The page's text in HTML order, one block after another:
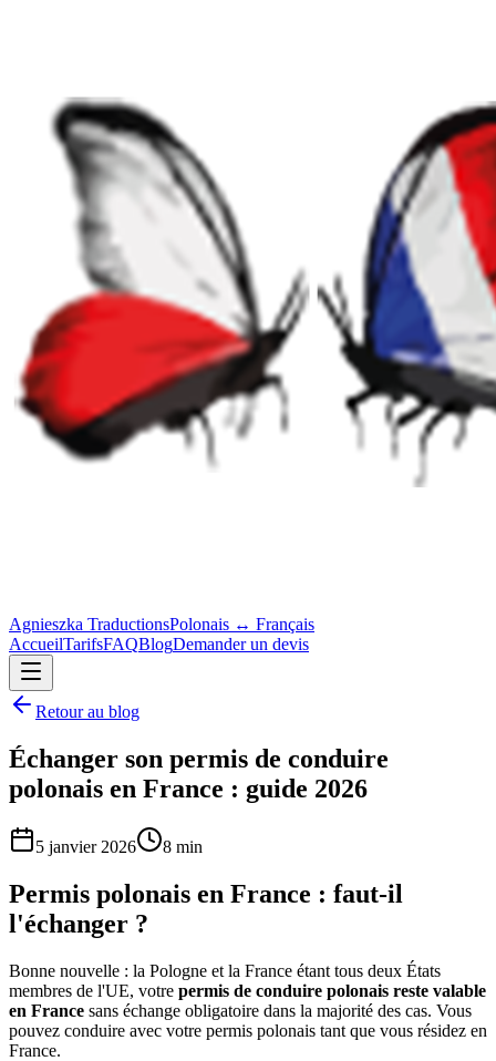
Agnieszka TraductionsPolonais ↔ Français
AccueilTarifsFAQBlogDemander un devis
Retour au blog
Échanger son permis de conduire
polonais en France : guide 2026
5 janvier 2026 8 min
Permis polonais en France : faut-il
l'échanger ?
Bonne nouvelle : la Pologne et la France étant tous deux États
membres de l'UE, votre permis de conduire polonais reste valable
en France sans échange obligatoire dans la majorité des cas. Vous
pouvez conduire avec votre permis polonais tant que vous résidez en
France.